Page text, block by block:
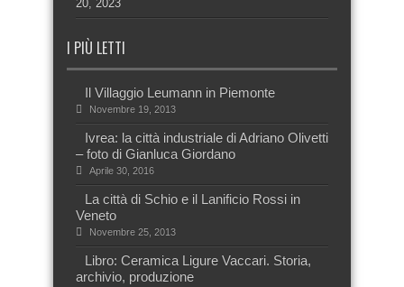
20, 2023
I PIÙ LETTI
Il Villaggio Leumann in Piemonte
Novembre 19, 2013
Ivrea: la città industriale di Adriano Olivetti
– foto di Gianluca Giordano
Aprile 30, 2016
La città di Schio e il Lanificio Rossi in
Veneto
Novembre 25, 2013
Libro: Ceramica Ligure Vaccari. Storia,
archivio, produzione